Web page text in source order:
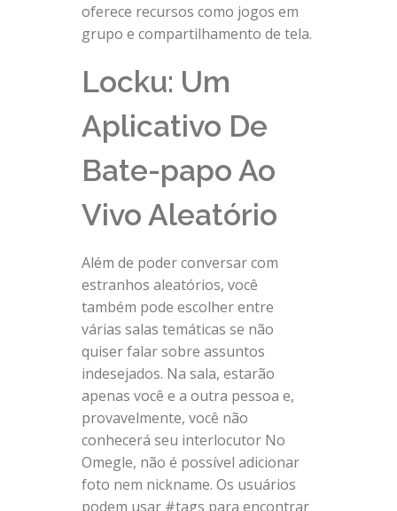
oferece recursos como jogos em
grupo e compartilhamento de tela.
Locku: Um
Aplicativo De
Bate-papo Ao
Vivo Aleatório
Além de poder conversar com
estranhos aleatórios, você
também pode escolher entre
várias salas temáticas se não
quiser falar sobre assuntos
indesejados. Na sala, estarão
apenas você e a outra pessoa e,
provavelmente, você não
conhecerá seu interlocutor No
Omegle, não é possível adicionar
foto nem nickname. Os usuários
podem usar #tags para encontrar